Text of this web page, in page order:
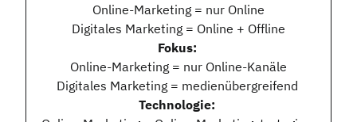
Online-Marketing = nur Online
Digitales Marketing = Online + Offline
Fokus:
Online-Marketing = nur Online-Kanäle
Digitales Marketing = medienübergreifend
Technologie: